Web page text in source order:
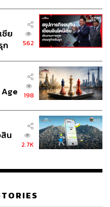
ซีย
ก
562
198
น
2.7K